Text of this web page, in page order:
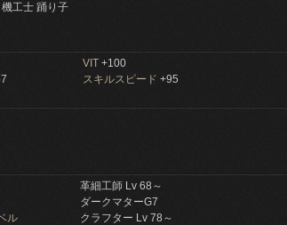
工士 踊り子
VIT +100
スキルスピード +95
革細工師 Lv 68～
ダークマターG7
ル
クラフター Lv 78～